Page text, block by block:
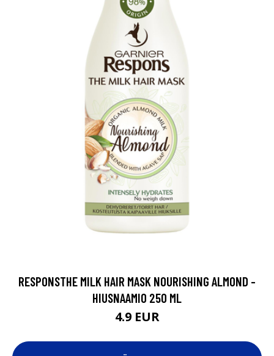
RESPONSTHE MILK HAIR MASK NOURISHING ALMOND -
HIUSNAAMIO 250 ML
4.9 EUR